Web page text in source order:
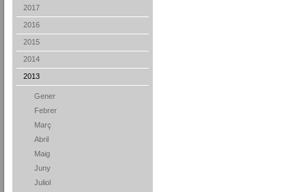
2017
2016
2015
2014
2013
Gener
Febrer
Març
Abril
Maig
Juny
Juliol